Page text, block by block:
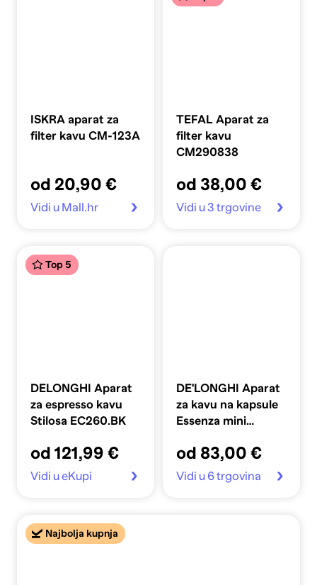
ISKRA aparat za
filter kavu CM-123A
od 20,90 €
Vidi u Mall.hr
TEFAL Aparat za
filter kavu
CM290838
od 38,00 €
Vidi u 3 trgovine
Top 5
DELONGHI Aparat
za espresso kavu
Stilosa EC260.BK
od 121,99 €
Vidi u eKupi
DE'LONGHI Aparat
za kavu na kapsule
Essenza mini
od 83,00 €
Vidi u 6 trgovina
Najbolja kupnja